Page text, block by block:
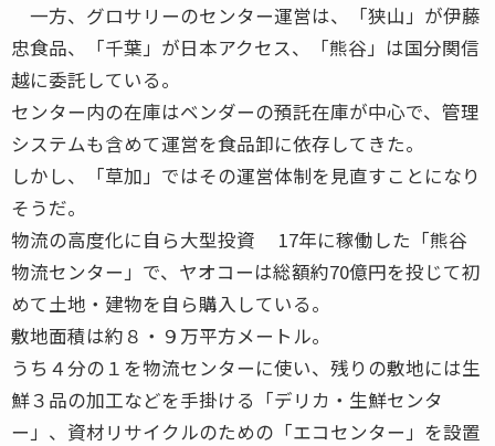
一方、グロサリーのセンター運営は、「狭山」が伊藤
忠食品、「千葉」が日本アクセス、「熊谷」は国分関信
越に委託している。
センター内の在庫はベンダーの預託在庫が中心で、管理
システムも含めて運営を食品卸に依存してきた。
しかし、「草加」ではその運営体制を見直すことになり
そうだ。
物流の高度化に自ら大型投資 17年に稼働した「熊谷
物流センター」で、ヤオコーは総額約70億円を投じて初
めて土地・建物を自ら購入している。
敷地面積は約８・９万平方メートル。
うち４分の１を物流センターに使い、残りの敷地には生
鮮３品の加工などを手掛ける「デリカ・生鮮センタ
ー」、資材リサイクルのための「エコセンター」を設置